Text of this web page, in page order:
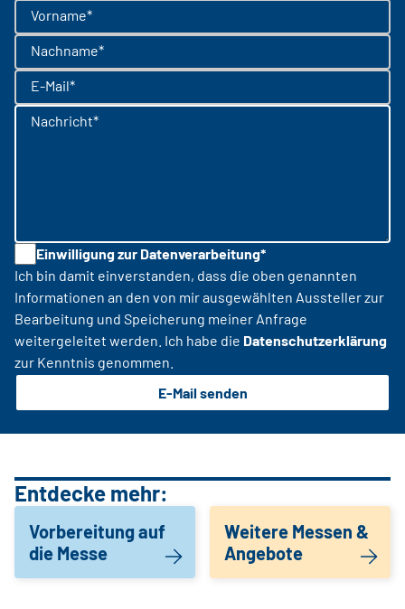
Vorname*
Nachname*
E-Mail*
Nachricht*
Einwilligung zur Datenverarbeitung*
Ich bin damit einverstanden, dass die oben genannten
Informationen an den von mir ausgewählten Aussteller zur
Bearbeitung und Speicherung meiner Anfrage
weitergeleitet werden. Ich habe die Datenschutzerklärung
zur Kenntnis genommen.
E-Mail senden
Entdecke mehr:
Vorbereitung auf
die Messe
Weitere Messen &
Angebote